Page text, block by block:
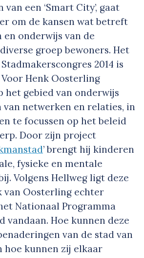
een ‘Smart City’, gaat
om de kansen wat betreft
en onderwijs van de
groep bewoners. Het
2014 is
Henk Oosterling
het gebied van onderwijs
netwerken en relaties, in
te focussen op het beleid
Door zijn project
’ brengt hij kinderen
fysieke en mentale
Volgens Hellweg ligt deze
van Oosterling echter
Nationaal Programma
vandaan. Hoe kunnen deze
van de stad van
hoe kunnen zij elkaar